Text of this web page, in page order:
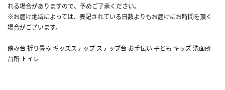
れる場合がありますので、予めご了承ください。
※お届け地域によっては、表記されている日数よりもお届けにお時間を頂く
場合がございます。
踏み台 折り畳み キッズステップ ステップ台 お手伝い 子ども キッズ 洗面所
台所 トイレ